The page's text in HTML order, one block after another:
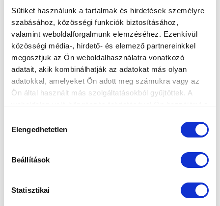
Sütiket használunk a tartalmak és hirdetések személyre
szabásához, közösségi funkciók biztosításához,
valamint weboldalforgalmunk elemzéséhez. Ezenkívül
közösségi média-, hirdető- és elemező partnereinkkel
megosztjuk az Ön weboldalhasználatra vonatkozó
adatait, akik kombinálhatják az adatokat más olyan
adatokkal, amelyeket Ön adott meg számukra vagy az
Ön által használt más szolgáltatásokból gyűjtöttek. A
kiválasztása
Elengedhetetlen
Beállítások
Statisztikai